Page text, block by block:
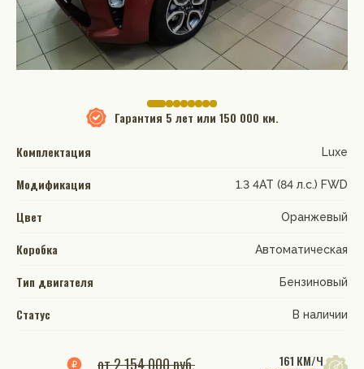
Гарантия 5 лет или 150 000 км.
Комплектация
Luxe
Модификация 1.3 4АТ (84 л.с.) FWD
Цвет Оранжевый
Коробка Автоматическая
Тип двигателя Бензиновый
Статус В наличии
161 КМ/Ч
от 2 154 000 руб.